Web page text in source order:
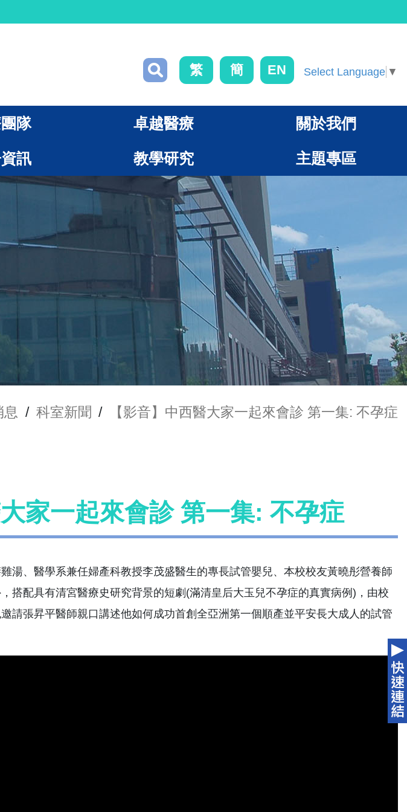
繁 簡 EN Select Language ▼
隊 卓越醫療 關於我們
訊 教學研究 主題專區
息 / 科室新聞 / 【影音】中西醫大家一起來會診 第一集: 不孕症
大家一起來會診 第一集: 不孕症
湯、醫學系兼任婦產科教授李茂盛醫生的專長試管嬰兒、本校校友黃曉彤營養師
搭配具有清宮醫療史研究背景的短劇(滿清皇后大玉兒不孕症的真實病例)，由校
請張昇平醫師親口講述他如何成功首創全亞洲第一個順產並平安長大成人的試管